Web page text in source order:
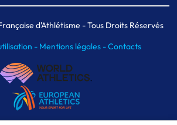
Meeting de Paris indoor
MAIF Ekiden de Paris
d'Athlétisme - Tous Droits Réservés
- Mentions légales -Contacts